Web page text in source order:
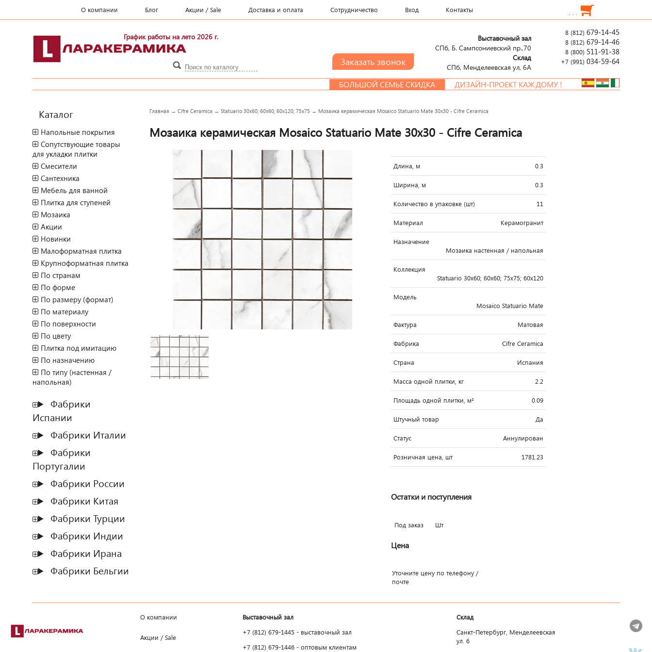
О компании Блог Акции / Sale Доставка и оплата Сотрудничество Вход Контакты . . .
График работы на лето 2026 г. 8 (812) 679-14-45
8 (812) 679-14-46
8 (800) 511-91-38
+7 (991) 034-59-64
Выставочный зал
СПб, Б. Сампсониевский пр.,70
Склад
СПб, Менделеевcкая ул, 6А
БОЛЬШОЙ СЕМЬЕ СКИДКА ДИЗАЙН-ПРОЕКТ КАЖДОМУ !
Каталог
Напольные покрытия
Сопутствующие товары
для укладки плитки
Смесители
Сантехника
Мебель для ванной
Плитка для ступеней
Мозаика
Акции
Новинки
Малоформатная плитка
Крупноформатная плитка
По странам
По форме
По размеру (формат)
По материалу
По поверхности
По цвету
Плитка под имитацию
По назначению
По типу (настенная /
напольная)
Фабрики
Испании
Фабрики Италии
Фабрики
Португалии
Фабрики России
Фабрики Китая
Фабрики Турции
Фабрики Индии
Фабрики Ирана
Фабрики Бельгии
Главная →Cifre Ceramica →Statuario 30x60; 60x60; 60x120; 75x75 → Мозаика керамическая Mosaico Statuario Mate 30x30 - Cifre Ceramica
Мозаика керамическая Mosaico Statuario Mate 30x30 - Cifre Ceramica
Длина, м 0.3
Ширина, м 0.3
Количество в упаковке (шт) 11
Материал Керамогранит
Назначение
Мозаика настенная / напольная
Коллекция
Statuario 30x60; 60x60; 75x75; 60x120
Модель
Mosaico Statuario Mate
Фактура Матовая
Фабрика Cifre Ceramica
Страна Испания
Масса одной плитки, кг 2.2
Площадь одной плитки, м² 0.09
Штучный товар Да
Статус Аннулирован
Розничная цена, шт 1781.23
Остатки и поступления
Под заказ Шт
Цена
Уточните цену по телефону /
почте
О компании
Акции / Sale
Выставочный зал
+7 (812) 679-1445 - выставочный зал
+7 (812) 679-1446 - оптовым клиентам
Склад
Санкт-Петербург, Менделеевская
ул. 6